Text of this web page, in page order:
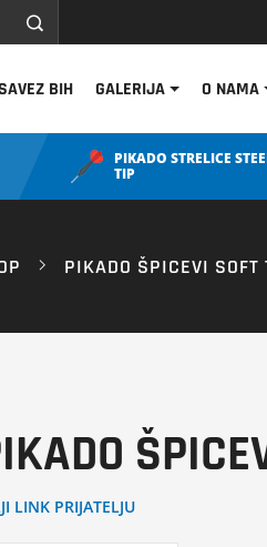
BIH GALERIJA O NAMA
PIKADO STRELICE
TIP
PIKADO ŠPICEVI SOFT
LINK PRIJATELJU